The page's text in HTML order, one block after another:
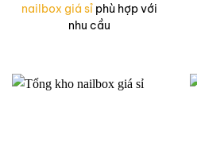
nailbox giá sỉphù hợp với
nhu cầu